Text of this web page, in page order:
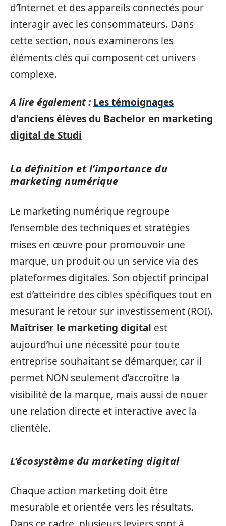
d’Internet et des appareils connectés pour
interagir avec les consommateurs. Dans
cette section, nous examinerons les
éléments clés qui composent cet univers
complexe.
A lire également : Les témoignages
d'anciens élèves du Bachelor en marketing
digital de Studi
La définition et l’importance du
marketing numérique
Le marketing numérique regroupe
l’ensemble des techniques et stratégies
mises en œuvre pour promouvoir une
marque, un produit ou un service via des
plateformes digitales. Son objectif principal
est d’atteindre des cibles spécifiques tout en
mesurant le retour sur investissement (ROI).
Maîtriser le marketing digital est
aujourd’hui une nécessité pour toute
entreprise souhaitant se démarquer, car il
permet NON seulement d’accroître la
visibilité de la marque, mais aussi de nouer
une relation directe et interactive avec la
clientèle.
L’écosystème du marketing digital
Chaque action marketing doit être
mesurable et orientée vers les résultats.